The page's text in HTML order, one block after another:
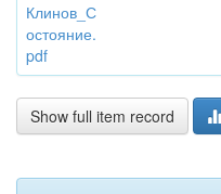
Клинов_С
остояние.
pdf
Show full item record